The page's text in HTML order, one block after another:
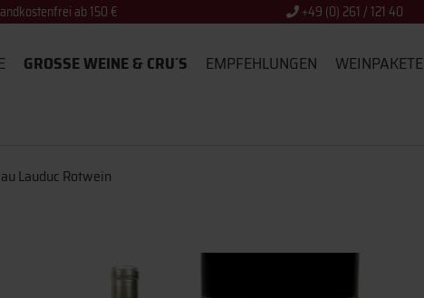
ab 150 € +49 (0) 261 / 121 40
GROSSE WEINE & CRU´S EMPFEHLUNGEN WEINPAKETE
Lauduc Rotwein